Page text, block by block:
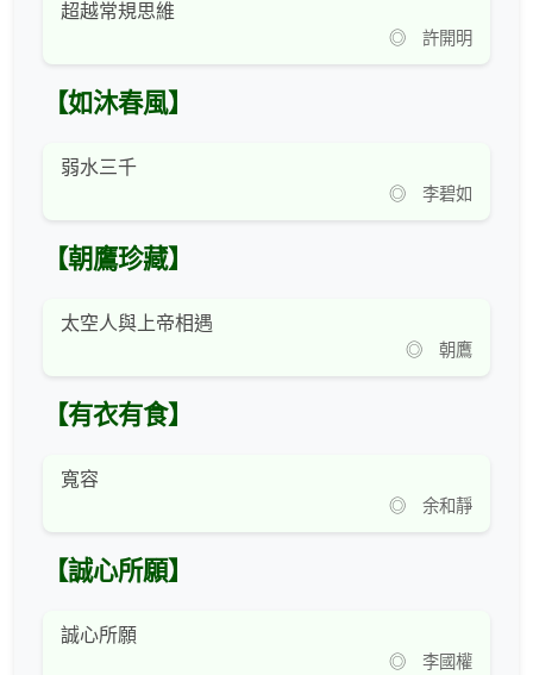
超越常規思維
◎ 許開明
【如沐春風】
弱水三千
◎ 李碧如
【朝鷹珍藏】
太空人與上帝相遇
◎ 朝鷹
【有衣有食】
寬容
◎ 余和靜
【誠心所願】
誠心所願
◎ 李國權